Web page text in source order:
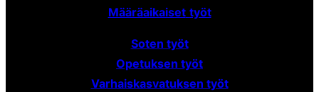
Määräaikaiset työt
Soten työt
Opetuksen työt
Varhaiskasvatuksen työt